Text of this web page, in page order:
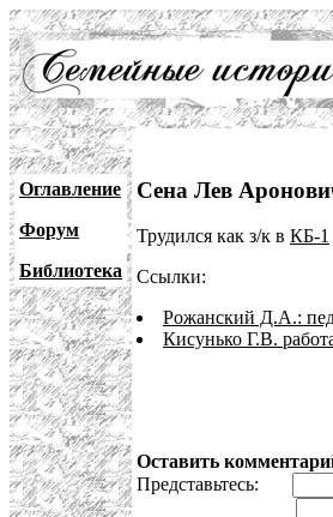
Оглавление
Форум
Библиотека
Сена Лев
Трудился как з/к в КБ-1
Ссылки:
Рожанский Д.А.:
Кисунько Г.В.
Оставить
Представьтесь: